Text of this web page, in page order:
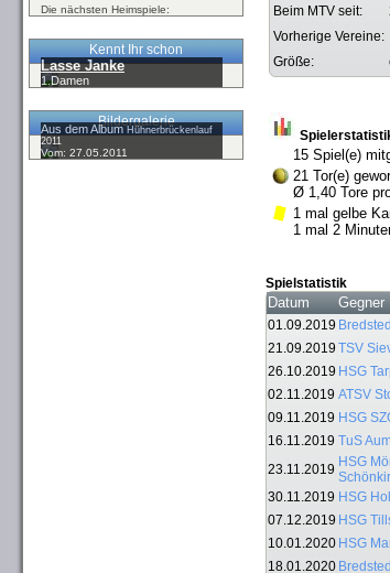
Die nächsten Heimspiele:
Kennt Ihr schon
Lasse Janke
1.Damen
Bildergalerie
Aus dem AlbumHühnerbrückenlauf
2011
Vom: 27.05.2011
Beim MTV seit:
Vorherige Vereine:
Größe:
15 Spiel(e)
21 Tor(e)
Ø 1,40 Tore
1 mal gelbe
1 mal 2
Spielstatistik
Datum Gegner
01.09.2019
21.09.2019 TSV
26.10.2019 HSG
02.11.2019 ATSV
09.11.2019 HSG
16.11.2019 TuS
23.11.2019 HSG
30.11.2019 HSG
07.12.2019 HSG
10.01.2020 HSG
18.01.2020